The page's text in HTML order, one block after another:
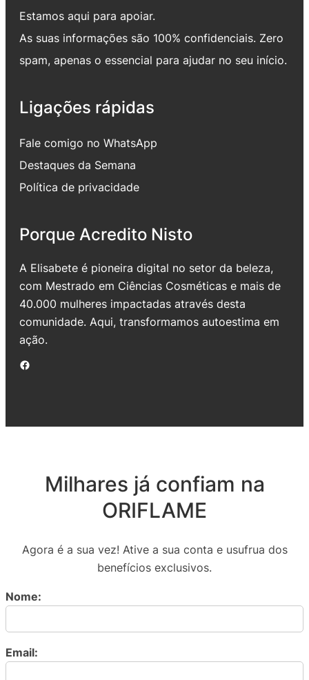
Estamos aqui para apoiar.
As suas informações são 100% confidenciais. Zero
spam, apenas o essencial para ajudar no seu início.
Ligações rápidas
Fale comigo no WhatsApp
Destaques da Semana
Política de privacidade
Porque Acredito Nisto
A Elisabete é pioneira digital no setor da beleza,
com Mestrado em Ciências Cosméticas e mais de
40.000 mulheres impactadas através desta
comunidade. Aqui, transformamos autoestima em
ação.
Facebook
Milhares já confiam na
ORIFLAME
Agora é a sua vez! Ative a sua conta e usufrua dos
benefícios exclusivos.
Nome:
Email: